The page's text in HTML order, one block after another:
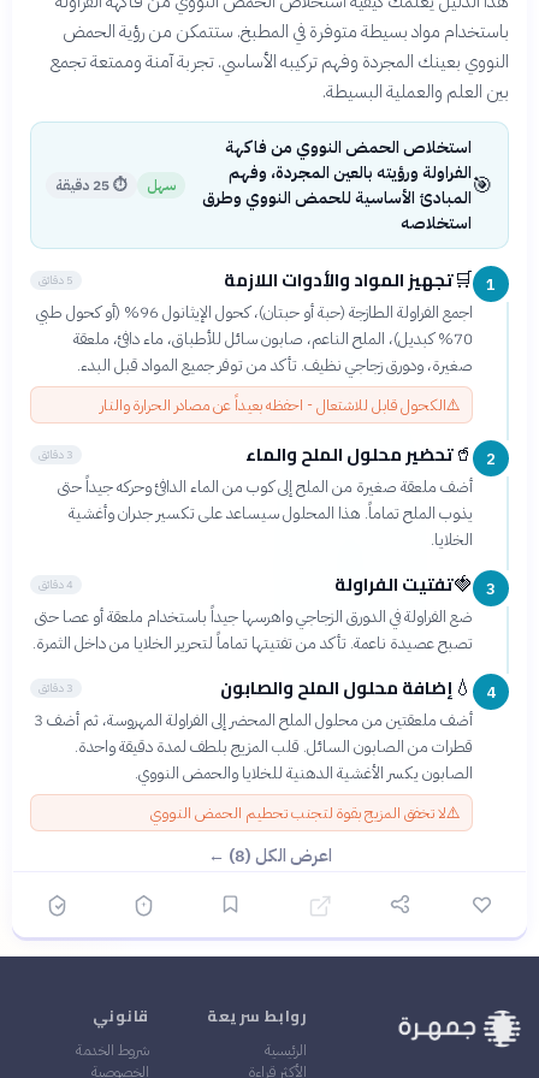
باستخدام مواد بسيطة متوفرة في المطبخ. ستتمكن من رؤية الحمض
النووي بعينك المجردة وفهم تركيبه الأساسي. تجربة آمنة وممتعة تجمع
بين العلم والعملية البسيطة.
🎯
استخلاص الحمض النووي من فاكهة
الفراولة ورؤيته بالعين المجردة، وفهم
المبادئ الأساسية للحمض النووي وطرق
استخلاصه
سهل ⏱25 دقيقة
1
🛒تجهيز المواد والأدوات اللازمة 5 دقائق
اجمع الفراولة الطازجة (حبة أو حبتان)، كحول الإيثانول 96% (أو كحول طبي
70% كبديل)، الملح الناعم، صابون سائل للأطباق، ماء دافئ، ملعقة
صغيرة، ودورق زجاجي نظيف. تأكد من توفر جميع المواد قبل البدء.
⚠️الكحول قابل للاشتعال - احفظه بعيداً عن مصادر الحرارة والنار
2
🥤تحضير محلول الملح والماء 3 دقائق
أضف ملعقة صغيرة من الملح إلى كوب من الماء الدافئ وحركه جيداً حتى
يذوب الملح تماماً. هذا المحلول سيساعد على تكسير جدران وأغشية
الخلايا.
3
🍓تفتيت الفراولة 4 دقائق
ضع الفراولة في الدورق الزجاجي واهرسها جيداً باستخدام ملعقة أو عصا حتى
تصبح عصيدة ناعمة. تأكد من تفتيتها تماماً لتحرير الخلايا من داخل الثمرة.
4
💧 إضافة محلول الملح والصابون 3 دقائق
أضف ملعقتين من محلول الملح المحضر إلى الفراولة المهروسة، ثم أضف 3
قطرات من الصابون السائل. قلب المزيج بلطف لمدة دقيقة واحدة.
الصابون يكسر الأغشية الدهنية للخلايا والحمض النووي.
⚠️لا تخفق المزيج بقوة لتجنب تحطيم الحمض النووي
اعرض الكل (8) ←
روابط سريعة
الرئيسية
الأكثر قراءة
قانوني
شروط الخدمة
الخصوصية